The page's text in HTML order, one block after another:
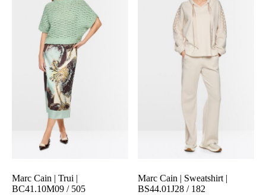
Marc Cain | Trui |
BC41.10M09 / 505
Marc Cain | Sweatshirt |
BS44.01J28 / 182